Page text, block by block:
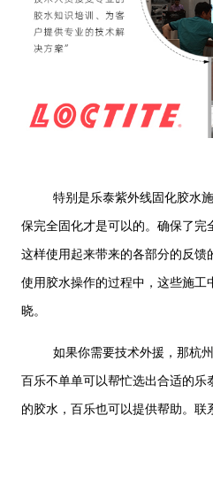
特别是乐泰紫外线固化胶水
保完全固化才是可以的。确保了完
这样使用起来带来的各部分的反馈
使用胶水操作的过程中，这些施工
晓。
如果你需要技术外援，那杭州
百乐不单单可以帮忙选出合适的乐
的胶水，百乐也可以提供帮助。联